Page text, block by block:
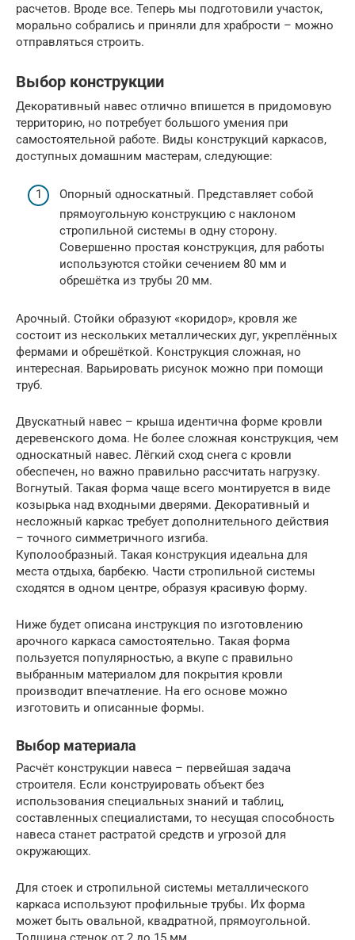
расчетов. Вроде все. Теперь мы подготовили участок,
морально собрались и приняли для храбрости – можно
отправляться строить.
Выбор конструкции
Декоративный навес отлично впишется в придомовую
территорию, но потребует большого умения при
самостоятельной работе. Виды конструкций каркасов,
доступных домашним мастерам, следующие:
Опорный односкатный. Представляет собой
прямоугольную конструкцию с наклоном
стропильной системы в одну сторону.
Совершенно простая конструкция, для работы
используются стойки сечением 80 мм и
обрешётка из трубы 20 мм.
Арочный. Стойки образуют «коридор», кровля же
состоит из нескольких металлических дуг, укреплённых
фермами и обрешёткой. Конструкция сложная, но
интересная. Варьировать рисунок можно при помощи
труб.
Двускатный навес – крыша идентична форме кровли
деревенского дома. Не более сложная конструкция, чем
односкатный навес. Лёгкий сход снега с кровли
обеспечен, но важно правильно рассчитать нагрузку.
Вогнутый. Такая форма чаще всего монтируется в виде
козырька над входными дверями. Декоративный и
несложный каркас требует дополнительного действия
– точного симметричного изгиба.
Куполообразный. Такая конструкция идеальна для
места отдыха, барбекю. Части стропильной системы
сходятся в одном центре, образуя красивую форму.
Ниже будет описана инструкция по изготовлению
арочного каркаса самостоятельно. Такая форма
пользуется популярностью, а вкупе с правильно
выбранным материалом для покрытия кровли
производит впечатление. На его основе можно
изготовить и описанные формы.
Выбор материала
Расчёт конструкции навеса – первейшая задача
строителя. Если конструировать объект без
использования специальных знаний и таблиц,
составленных специалистами, то несущая способность
навеса станет растратой средств и угрозой для
окружающих.
Для стоек и стропильной системы металлического
каркаса используют профильные трубы. Их форма
может быть овальной, квадратной, прямоугольной.